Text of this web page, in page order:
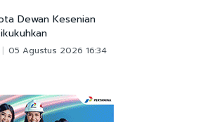
Dewan Kesenian
05 Agustus 2026 16:34